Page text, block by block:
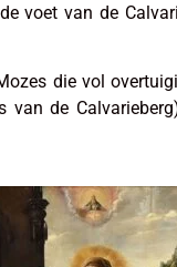
voet van de
die vol
van de